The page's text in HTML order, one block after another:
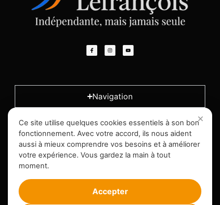
Navigation
L'entreprise
Infos légales
Ce site utilise quelques cookies essentiels à son bon
fonctionnement. Avec votre accord, ils nous aident
aussi à mieux comprendre vos besoins et à améliorer
votre expérience. Vous gardez la main à tout
moment.
Accepter